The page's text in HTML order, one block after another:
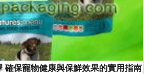
確保寵物健康與保鮮效果的實用指南